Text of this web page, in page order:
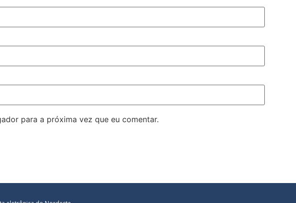
para a próxima vez que eu comentar.